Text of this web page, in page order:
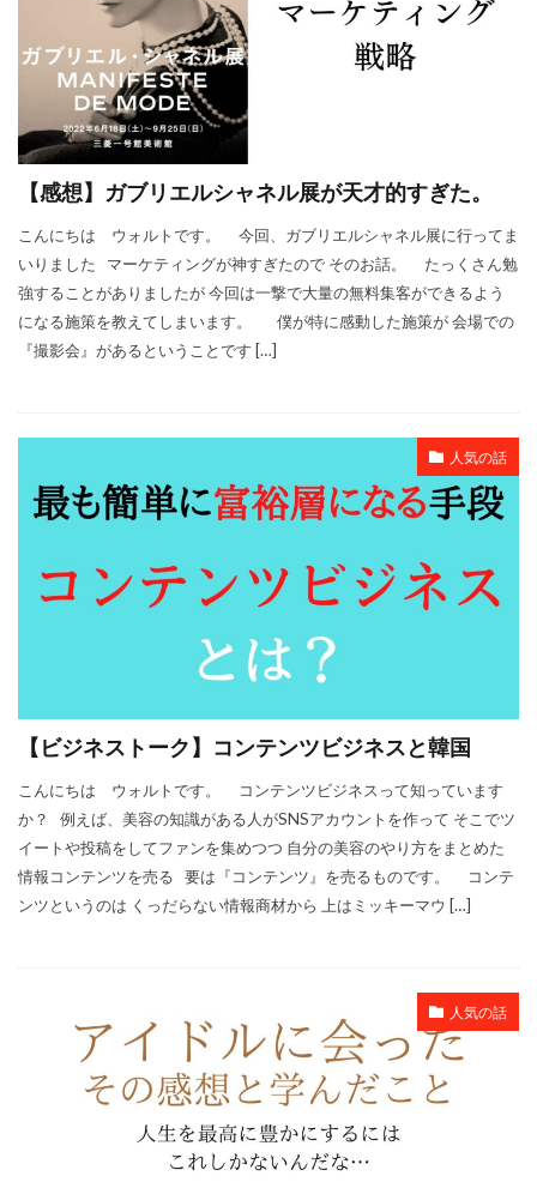
【感想】ガブリエルシャネル展が天才的すぎた。
こんにちは ウォルトです。 今回、ガブリエルシャネル展に行ってま
いりました マーケティングが神すぎたので そのお話。 たっくさん勉
強することがありましたが 今回は一撃で大量の無料集客ができるよう
になる施策を教えてしまいます。 僕が特に感動した施策が 会場での
『撮影会』があるということです […]
人気の話
【ビジネストーク】コンテンツビジネスと韓国
こんにちは ウォルトです。 コンテンツビジネスって知っています
か？ 例えば、美容の知識がある人がSNSアカウントを作って そこでツ
イートや投稿をしてファンを集めつつ 自分の美容のやり方をまとめた
情報コンテンツを売る 要は『コンテンツ』を売るものです。 コンテ
ンツというのは くっだらない情報商材から 上はミッキーマウ […]
人気の話